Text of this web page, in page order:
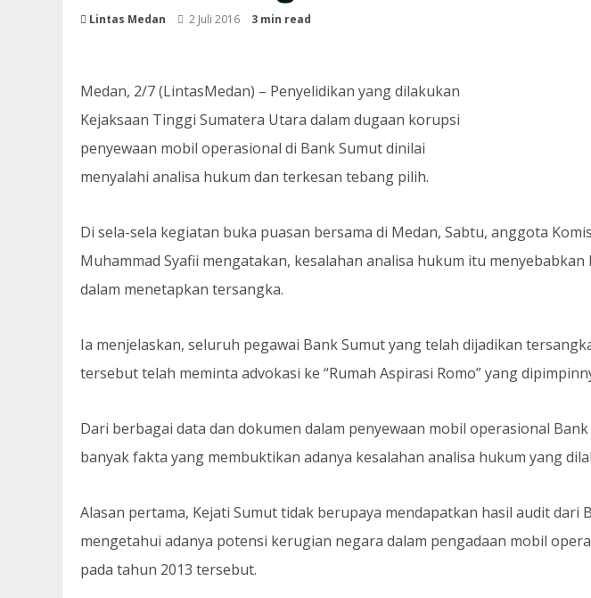
Lintas Medan 2 Juli 2016 3 min read
Medan, 2/7 (LintasMedan) – Penyelidikan yang dilakukan
Kejaksaan Tinggi Sumatera Utara dalam dugaan korupsi
penyewaan mobil operasional di Bank Sumut dinilai
menyalahi analisa hukum dan terkesan tebang pilih.
Di sela-sela kegiatan buka puasan bersama di Medan, Sabtu, anggota
Muhammad Syafii mengatakan, kesalahan analisa hukum itu menyebabkan
dalam menetapkan tersangka.
Ia menjelaskan, seluruh pegawai Bank Sumut yang telah dijadikan
tersebut telah meminta advokasi ke “Rumah Aspirasi Romo” yang
Dari berbagai data dan dokumen dalam penyewaan mobil operasional
banyak fakta yang membuktikan adanya kesalahan analisa hukum yang
Alasan pertama, Kejati Sumut tidak berupaya mendapatkan hasil audit dari
mengetahui adanya potensi kerugian negara dalam pengadaan mobil
pada tahun 2013 tersebut.